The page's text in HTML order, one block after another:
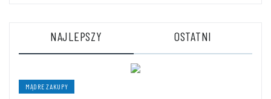
NAJLEPSZY OSTATNI
MĄDRE ZAKUPY